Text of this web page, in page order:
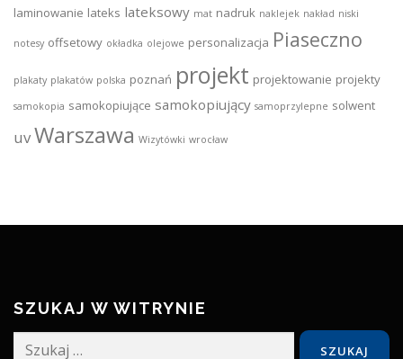
laminowanie lateks lateksowy mat nadruk naklejek nakład niski
notesy offsetowy okładka olejowe personalizacja Piaseczno
plakaty plakatów polska poznań projekt projektowanie projekty
samokopia samokopiujące samokopiujący samoprzylepne solwent
uvWarszawa Wizytówki wrocław
SZUKAJ W WITRYNIE
Szukaj: